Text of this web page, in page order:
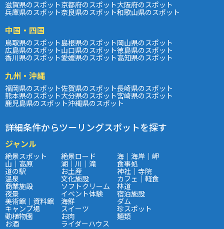
滋賀県のスポット京都府のスポット大阪府のスポット
兵庫県のスポット奈良県のスポット和歌山県のスポット
中国・四国
鳥取県のスポット島根県のスポット岡山県のスポット
広島県のスポット山口県のスポット徳島県のスポット
香川県のスポット愛媛県のスポット高知県のスポット
九州・沖縄
福岡県のスポット佐賀県のスポット長崎県のスポット
熊本県のスポット大分県のスポット宮崎県のスポット
鹿児島県のスポット沖縄県のスポット
詳細条件からツーリングスポットを探す
ジャンル
絶景スポット 絶景ロード 海｜海岸｜岬
山｜高原 湖｜川｜滝 食事処
道の駅 お土産 神社｜寺院
温泉 文化施設 カフェ｜軽食
商業施設 ソフトクリーム 林道
夜景 イベント体験 宿泊施設
美術館｜資料館 海鮮 ダム
キャンプ場 スイーツ 珍スポット
動植物園 お肉 麺類
お酒 ライダーハウス